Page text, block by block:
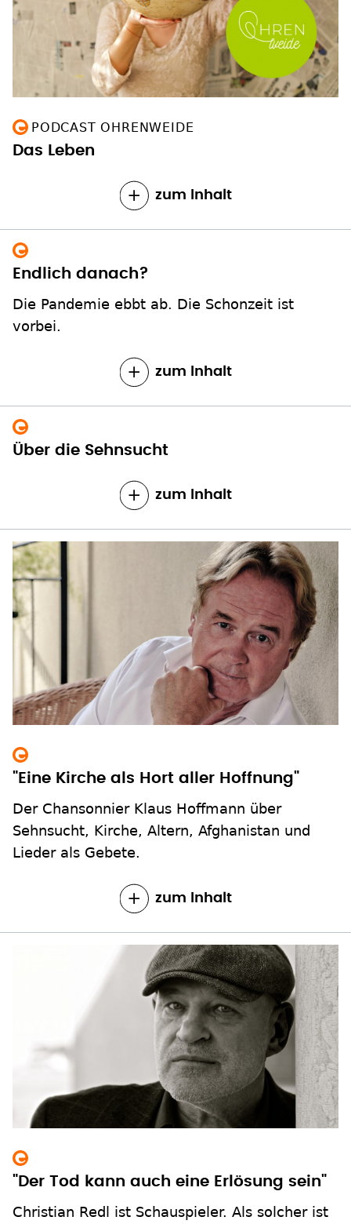
PODCAST OHRENWEIDE
Das Leben
zum Inhalt
Endlich danach?
Die Pandemie ebbt ab. Die Schonzeit ist
vorbei.
zum Inhalt
Über die Sehnsucht
zum Inhalt
"Eine Kirche als Hort aller Hoffnung"
Der Chansonnier Klaus Hoffmann über
Sehnsucht, Kirche, Altern, Afghanistan und
Lieder als Gebete.
zum Inhalt
"Der Tod kann auch eine Erlösung sein"
Christian Redl ist Schauspieler. Als solcher ist